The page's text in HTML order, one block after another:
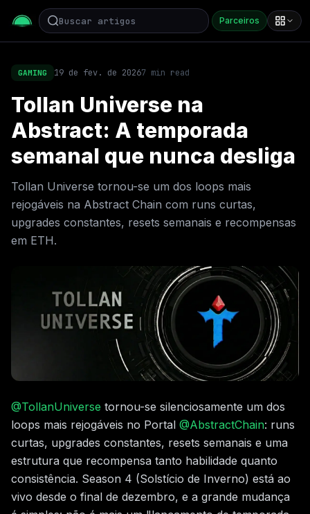
Parceiros
GAMING 19 de fev. de 20267 min read
Tollan Universe na
Abstract: A temporada
semanal que nunca desliga
Tollan Universe tornou-se um dos loops mais
rejogáveis na Abstract Chain com runs curtas,
upgrades constantes, resets semanais e recompensas
em ETH.
@TollanUniverse tornou-se silenciosamente um dos
loops mais rejogáveis no Portal @AbstractChain: runs
curtas, upgrades constantes, resets semanais e uma
estrutura que recompensa tanto habilidade quanto
consistência. Season 4 (Solstício de Inverno) está ao
vivo desde o final de dezembro, e a grande mudança